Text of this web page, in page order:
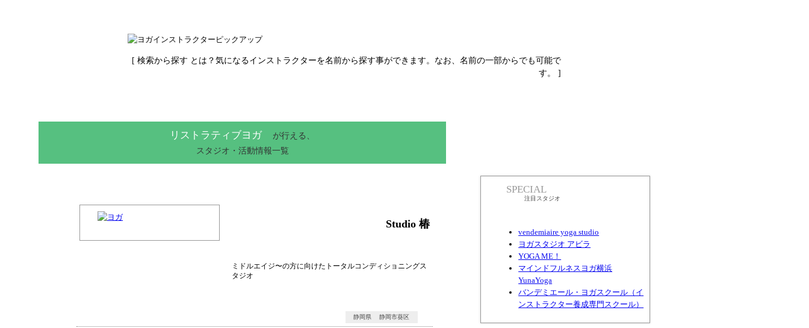
[ 検索から探す とは？ 気になるインストラクターを名前から探す事ができます。なお、名前の一部からでも可能で
す。
]
リストラティブヨガ
が行える、
スタジオ・活動情報一覧
Studio 椿
ミドルエイジ〜の方に向けたトータルコンディショニングス
タジオ
静岡県 静岡市葵区
SPECIAL
注目スタジオ
vendemiaire yoga studio
ヨガスタジオ アビラ
YOGA ME！
マインドフルネスヨガ横浜
YunaYoga
バンデミエール・ヨガスクール（イ
ンストラクター養成専門スクール）